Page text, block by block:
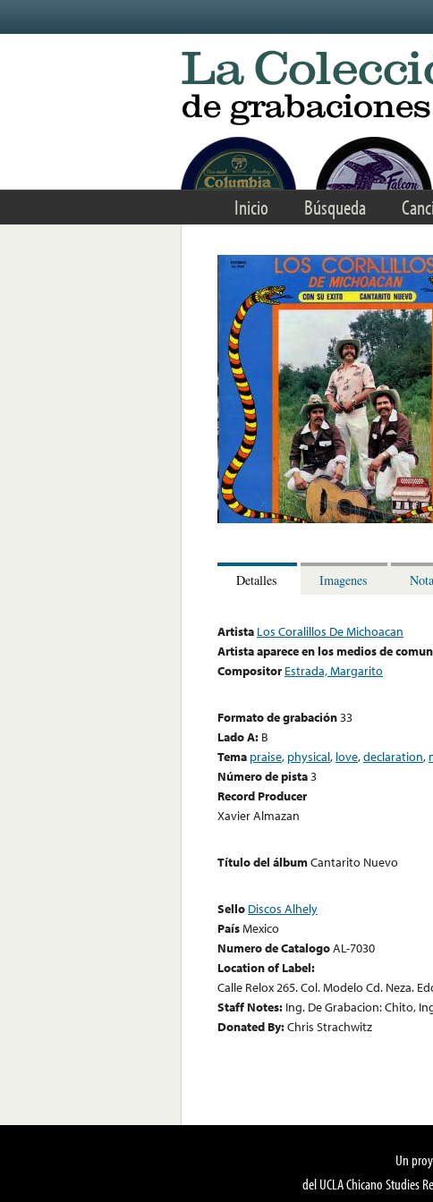
Inicio Búsqueda
Detalles Imagenes
Artista Los Coralillos De Michoacan
Artista aparece en los medios de
Compositor Estrada, Margarito
Formato de grabación33
Lado A: B
Tema praise, physical, love,declaration,
Número de pista3
Record Producer
Xavier Almazan
Título del álbumCantarito Nuevo
Sello Discos Alhely
PaísMexico
Numero de CatalogoAL-7030
Location of Label:
Calle Relox 265. Col. Modelo Cd. Neza.
Staff Notes: Ing. De Grabacion: Chito,
Donated By:Chris Strachwitz
Un
del UCLA Chicano Studies